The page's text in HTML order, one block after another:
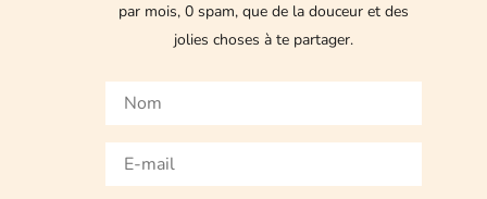
par mois, 0 spam, que de la douceur et des
jolies choses à te partager.
mail